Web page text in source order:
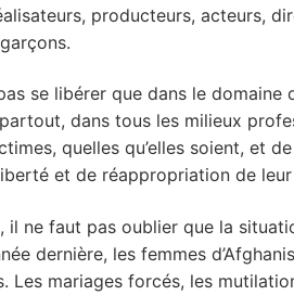
producteurs, acteurs,
se libérer que dans le domaine
dans tous les milieux
quelles qu’elles soient, et
et de réappropriation de
il ne faut pas oublier que la
dernière, les femmes
Les mariages forcés, les